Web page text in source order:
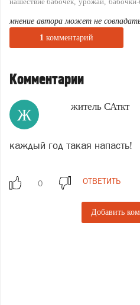
мнение автора может не
1 комментарий
Комментарии
Ж житель САткт
каждый год такая напасть!
ОТВЕТИТЬ
Добавить